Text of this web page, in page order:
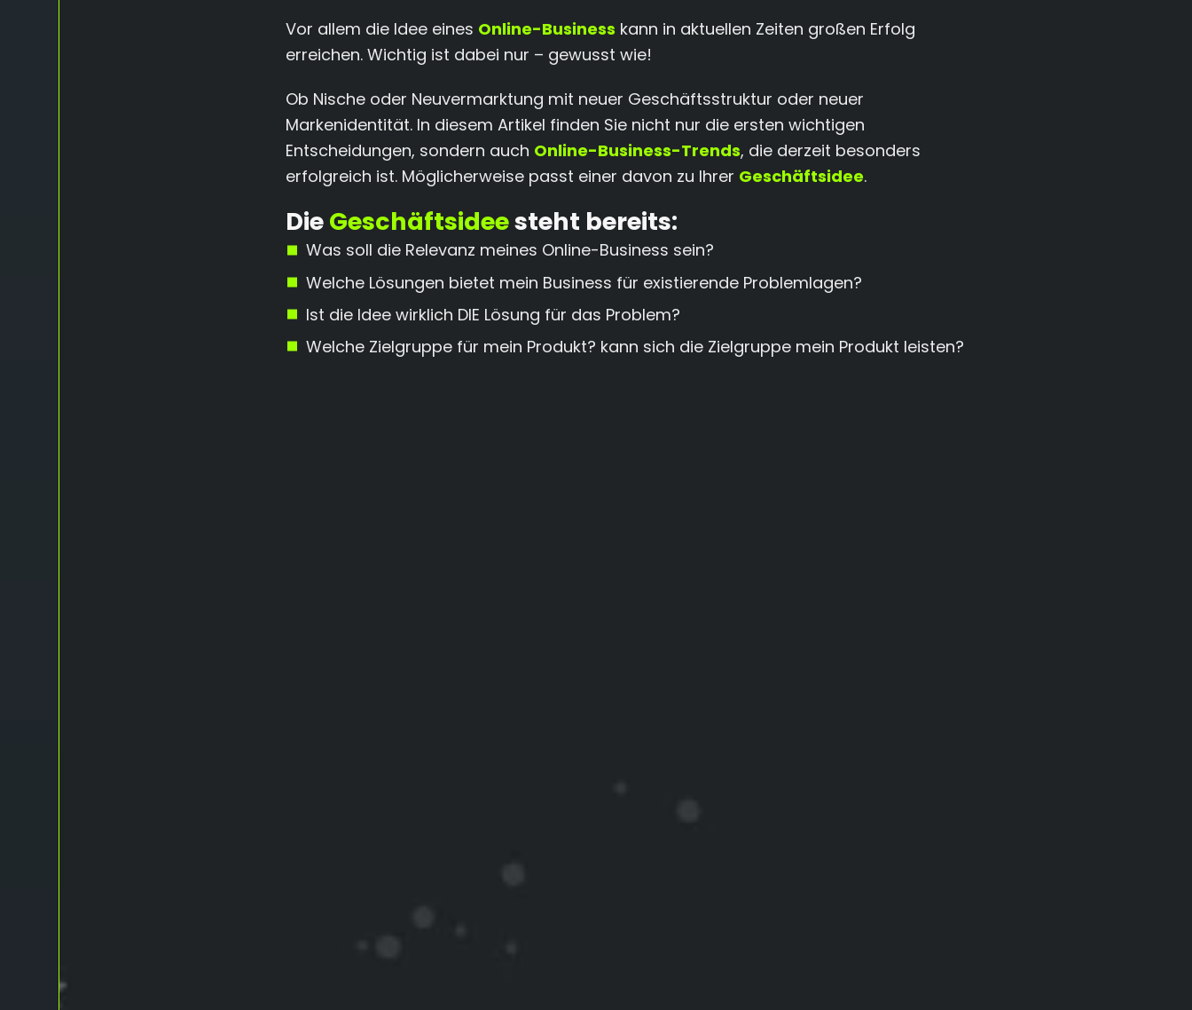
Vor allem die Idee eines Online-Business kann in aktuellen Zeiten großen Erfolg
erreichen. Wichtig ist dabei nur – gewusst wie!
Ob Nische oder Neuvermarktung mit neuer Geschäftsstruktur oder neuer
Markenidentität. In diesem Artikel finden Sie nicht nur die ersten wichtigen
Entscheidungen, sondern auch Online-Business-Trends, die derzeit besonders
erfolgreich ist. Möglicherweise passt einer davon zu Ihrer Geschäftsidee.
DieGeschäftsideesteht bereits:
Was soll die Relevanz meines Online-Business sein?
Welche Lösungen bietet mein Business für existierende Problemlagen?
Ist die Idee wirklich DIE Lösung für das Problem?
Welche Zielgruppe für mein Produkt? kann sich die Zielgruppe mein Produkt leisten?